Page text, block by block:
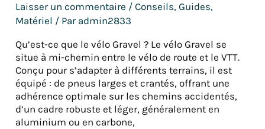
Laisser un commentaire /Conseils,Guides,
Matériel / Par admin2833
Qu’est-ce que le vélo Gravel ? Le vélo Gravel se
situe à mi-chemin entre le vélo de route et le VTT.
Conçu pour s’adapter à différents terrains, il est
équipé : de pneus larges et crantés, offrant une
adhérence optimale sur les chemins accidentés,
d’un cadre robuste et léger, généralement en
aluminium ou en carbone,